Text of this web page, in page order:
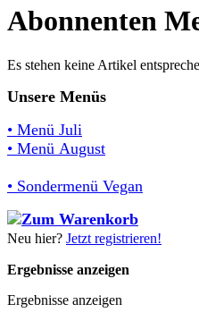
Abonnenten
Es stehen keine Artikel
Unsere Menüs
• Menü Juli
• Menü August
• Sondermenü Vegan
Neu hier? Jetzt registrieren!
Ergebnisse anzeigen
Ergebnisse anzeigen